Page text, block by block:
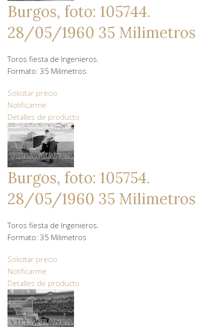
Burgos, foto: 105744.
28/05/1960 35 Milimetros
Toros fiesta de Ingenieros.
Formato: 35 Milimetros
Solicitar precio
Notificarme
Detalles de producto
Burgos, foto: 105754.
28/05/1960 35 Milimetros
Toros fiesta de Ingenieros.
Formato: 35 Milimetros
Solicitar precio
Notificarme
Detalles de producto